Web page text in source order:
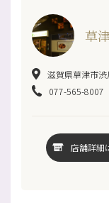
草
滋賀県草津市
077-565-8007
店舗詳細